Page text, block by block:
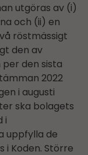
utgöras av (i)
och (ii) en
röstmässigt
den av
den sista
2022
i augusti
ska bolagets
i
uppfylla de
i Koden. Större